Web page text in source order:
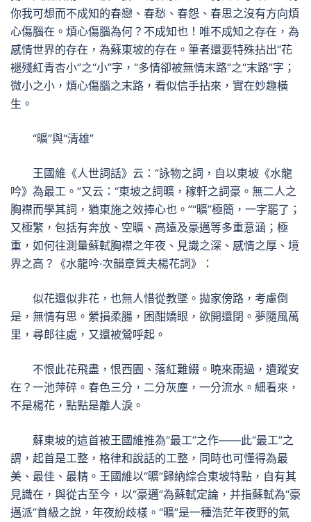
你我可想而不成知的春戀、春愁、春怨、春思之沒有方向煩
心傷腦在。煩心傷腦為何？不成知也！唯不成知之存在，為
感情世界的存在，為蘇東坡的存在。筆者還要特殊拈出“花
褪殘紅青杏小”之“小”字，“多情卻被無情末路”之“末路”字；
微小之小，煩心傷腦之末路，看似信手拈來，實在妙趣橫
生。
“曠”與“清雄”
王國維《人世詞話》云：“詠物之詞，自以東坡《水龍
吟》為最工。”又云：“東坡之詞曠，稼軒之詞豪。無二人之
胸襟而學其詞，猶東施之效捧心也。”“曠”極簡，一字罷了；
又極繁，包括有奔放、空曠、高遠及豪邁等多重意涵；極
重，如何往測量蘇軾胸襟之年夜、見識之深、感情之厚、境
界之高？《水龍吟·次韻章質夫楊花詞》：
似花還似非花，也無人惜從教墜。拋家傍路，考慮倒
是，無情有思。縈損柔腸，困酣嬌眼，欲開還閉。夢隨風萬
里，尋郎往處，又還被鶯呼起。
不恨此花飛盡，恨西園、落紅難綴。曉來雨過，遺蹤安
在？一池萍碎。春色三分，二分灰塵，一分流水。細看來，
不是楊花，點點是離人淚。
蘇東坡的這首被王國維推為“最工”之作——此“最工”之
謂，起首是工整，格律和說話的工整，同時也可懂得為最
美、最佳、最精。王國維以“曠”歸納綜合東坡特點，自有其
見識在，與從古至今，以“豪邁”為蘇軾定論，并指蘇軾為“豪
邁派”首級之說，年夜紛歧樣。“曠”是一種浩茫年夜野的氣